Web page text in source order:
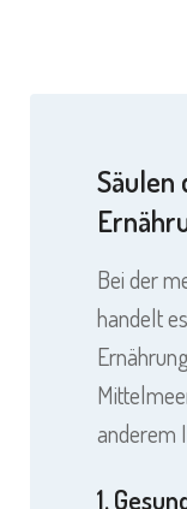
Säulen
Bei der
handelt
anderem
1.